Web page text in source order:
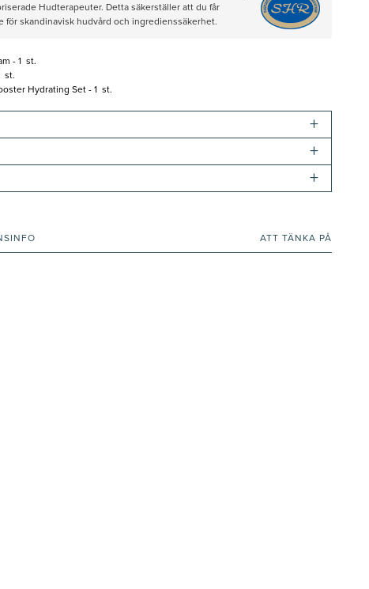
Hudterapeuter. Detta säkerställer att du får
för skandinavisk hudvård och ingredienssäkerhet.
- 1 st.
st.
Hydrating Set - 1 st.
+
+
+
ATT TÄNKA PÅ